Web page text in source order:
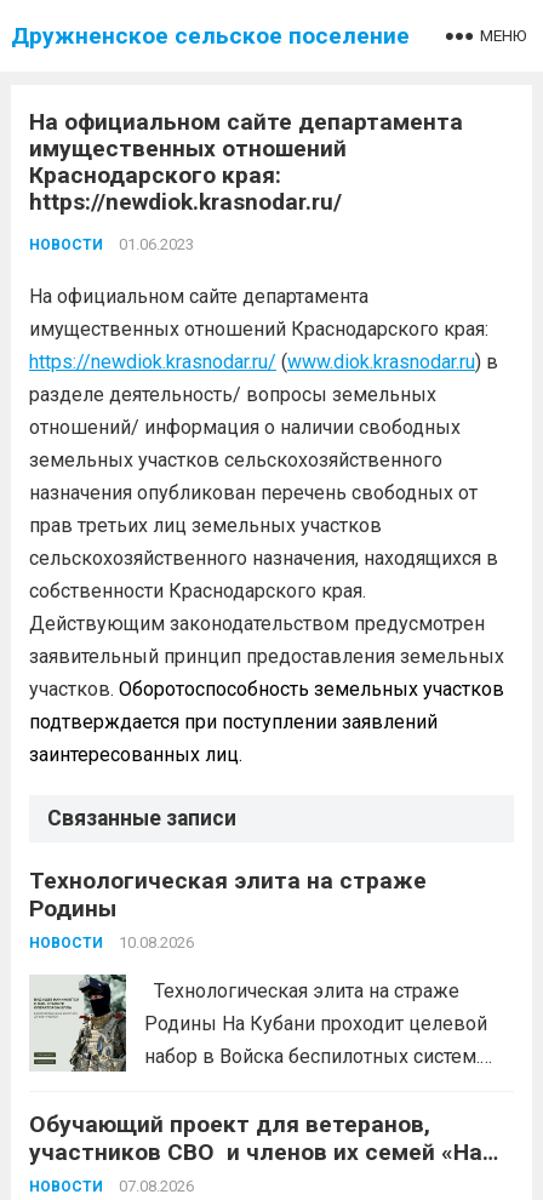
Дружненское сельское поселение МЕНЮ
На официальном сайте департамента
имущественных отношений
Краснодарского края:
https://newdiok.krasnodar.ru/
НОВОСТИ 01.06.2023
На официальном сайте департамента
имущественных отношений Краснодарского края:
https://newdiok.krasnodar.ru/ (www.diok.krasnodar.ru) в
разделе деятельность/ вопросы земельных
отношений/ информация о наличии свободных
земельных участков сельскохозяйственного
назначения опубликован перечень свободных от
прав третьих лиц земельных участков
сельскохозяйственного назначения, находящихся в
собственности Краснодарского края.
Действующим законодательством предусмотрен
заявительный принцип предоставления земельных
участков. Оборотоспособность земельных участков
подтверждается при поступлении заявлений
заинтересованных лиц.
Связанные записи
Технологическая элита на страже
Родины
НОВОСТИ 10.08.2026
Технологическая элита на страже
Родины На Кубани проходит целевой
набор в Войска беспилотных систем.
современную специальность,
востребованную в гражданской жизни.
Требования к кандидатам: возраст от 18
Обучающий проект для ветеранов,
участников СВО и членов их семей «Наше
дело»
НОВОСТИ 07.08.2026